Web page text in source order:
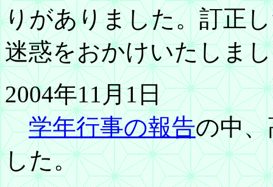
りがありました。訂正
迷惑をおかけいたしま
2004年11月1日
学年行事の報告の中
した。